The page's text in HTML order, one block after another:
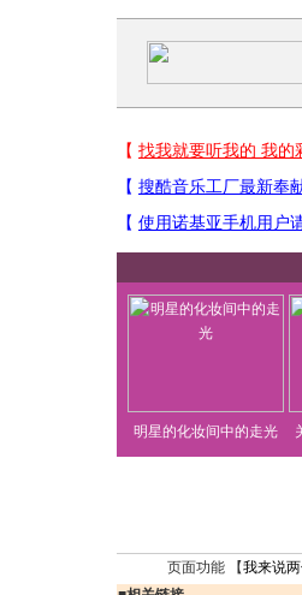
明星的化妆间中的走光
页面功能 【我来说